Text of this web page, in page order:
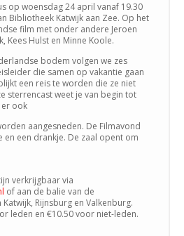
op woensdag 24 april vanaf 19.30
Bibliotheek Katwijk aan Zee. Op het
film met onder andere Jeroen
Kees Hulst en Minne Koole.
bodem volgen we zes
die samen op vakantie gaan
een reis te worden die ze niet
sterrencast weet je van begin tot
er ook
aangesneden. De Filmavond
en een drankje. De zaal opent om
verkrijgbaar via
of aan de balie van de
Rijnsburg en Valkenburg.
leden en €10.50 voor niet-leden.